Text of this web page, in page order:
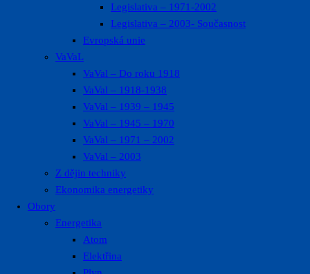
Legislativa – 1971-2002
Legislativa – 2003- Současnost
Evropská unie
VaVaL
VaVal – Do roku 1918
VaVal – 1918-1938
VaVal – 1939 – 1945
VaVal – 1945 – 1970
VaVal – 1971 – 2002
VaVal – 2003
Z dějin techniky
Ekonomika energetiky
Obory
Energetika
Atom
Elektřina